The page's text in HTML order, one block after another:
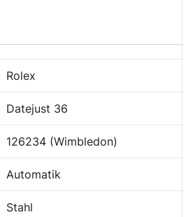
Rolex
Datejust 36
126234 (Wimbledon)
Automatik
Stahl